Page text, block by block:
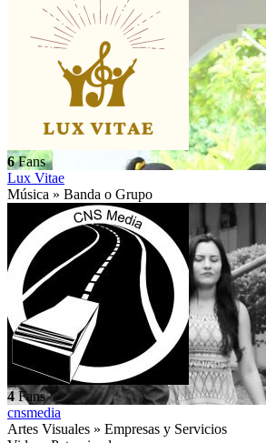
6 Fans
Lux Vitae
Música » Banda o Grupo
4 Fans
cnsmedia
Artes Visuales » Empresas y Servicios